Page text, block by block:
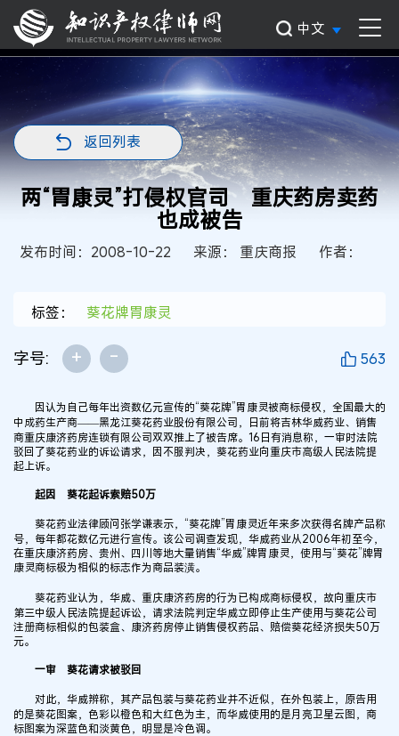
中文
返回列表
两“胃康灵”打侵权官司 重庆药房卖药
也成被告
发布时间：2008-10-22 来源： 重庆商报 作者：
标签： 葵花牌胃康灵
字号: + - 563
因认为自己每年出资数亿元宣传的“葵花牌”胃康灵被商标侵权，全国最大的
中成药生产商——黑龙江葵花药业股份有限公司，日前将吉林华威药业、销售
商重庆康济药房连锁有限公司双双推上了被告席。16日有消息称，一审时法院
驳回了葵花药业的诉讼请求，因不服判决，葵花药业向重庆市高级人民法院提
起上诉。
起因 葵花起诉索赔50万
葵花药业法律顾问张学谦表示，“葵花牌”胃康灵近年来多次获得名牌产品称
号，每年都花数亿元进行宣传。该公司调查发现，华威药业从2006年初至今，
在重庆康济药房、贵州、四川等地大量销售“华威”牌胃康灵，使用与“葵花”牌胃
康灵商标极为相似的标志作为商品装潢。
葵花药业认为，华威、重庆康济药房的行为已构成商标侵权，故向重庆市
第三中级人民法院提起诉讼，请求法院判定华威立即停止生产使用与葵花公司
注册商标相似的包装盒、康济药房停止销售侵权药品、赔偿葵花经济损失50万
元。
一审 葵花请求被驳回
对此，华威辨称，其产品包装与葵花药业并不近似，在外包装上，原告用
的是葵花图案，色彩以橙色和大红色为主，而华威使用的是月亮卫星云图，商
标图案为深蓝色和淡黄色，明显是冷色调。